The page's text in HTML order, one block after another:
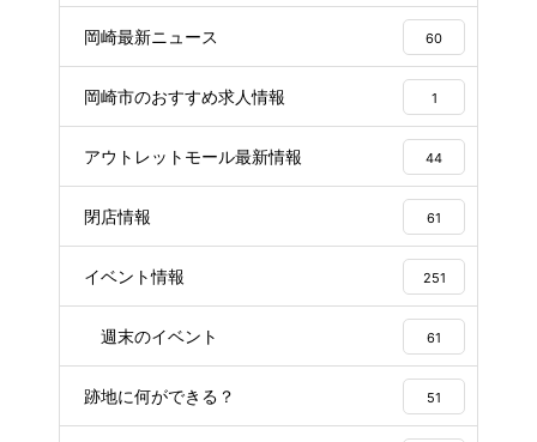
岡崎最新ニュース 60
岡崎市のおすすめ求人情報 1
アウトレットモール最新情報 44
閉店情報 61
イベント情報 251
週末のイベント 61
跡地に何ができる？ 51